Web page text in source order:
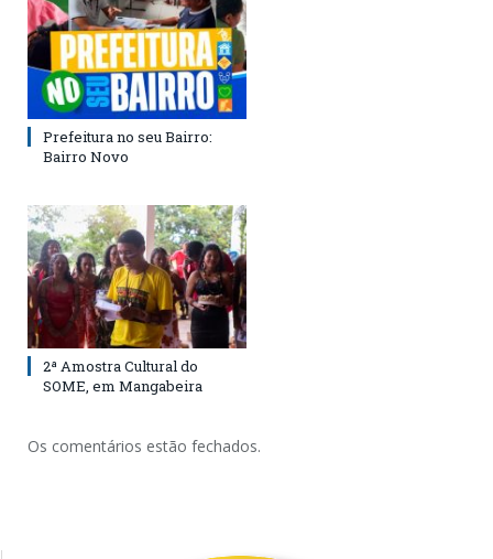
Prefeitura no seu Bairro:
Bairro Novo
2ª Amostra Cultural do
SOME, em Mangabeira
Os comentários estão fechados.